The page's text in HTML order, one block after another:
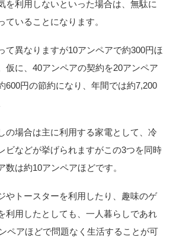
を利用しないといった場合は、無駄に
いることになります。
て異なりますが10アンペアで約300円ほ
仮に、40アンペアの契約を20アンペア
600円の節約になり、年間では約7,200
の場合は主に利用する家電として、冷
ビなどが挙げられますがこの3つを同時
数は約10アンペアほどです。
やトースターを利用したり、趣味のゲ
利用したとしても、一人暮らしであれ
ペアほどで問題なく生活することが可